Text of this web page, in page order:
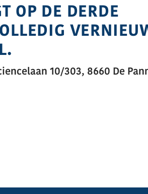
OP DE DERDE
10/303, 8660 De